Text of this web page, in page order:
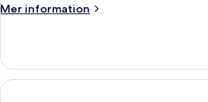
Mer information
Mer